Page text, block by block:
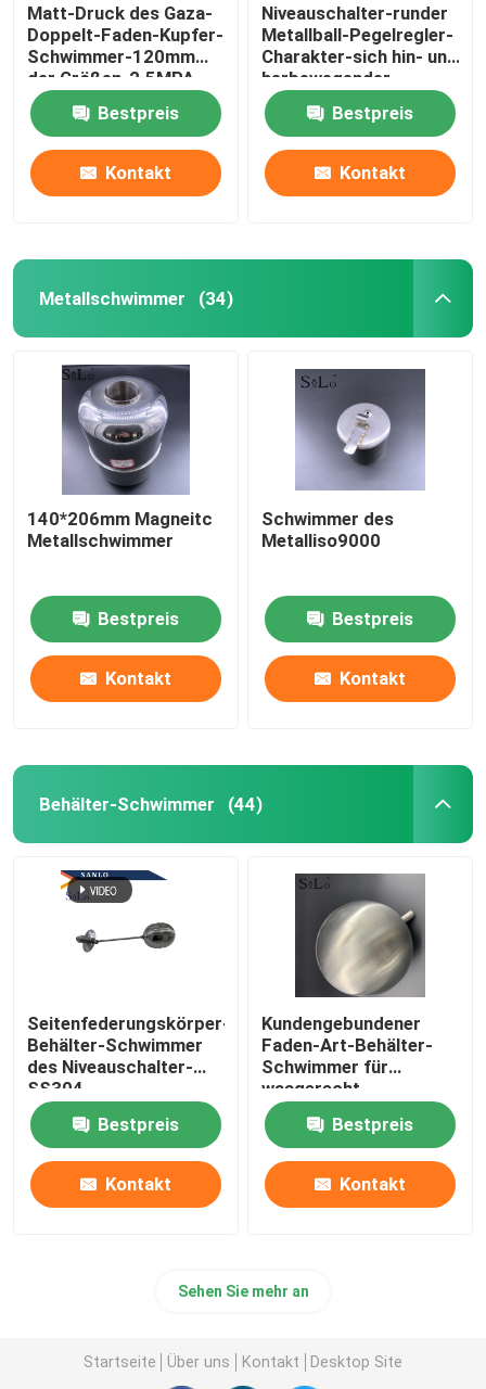
Matt-Druck des Gaza-
Doppelt-Faden-Kupfer-
Schwimmer-120mm
der Größen-2.5MPA
Bestpreis
Kontakt
Niveauschalter-runder
Metallball-Pegelregler-
Charakter-sich hin- und
herbewegender
Wasser-Ball
Bestpreis
Kontakt
Metallschwimmer (34)
140*206mm Magneitc
Metallschwimmer
Bestpreis
Kontakt
Schwimmer des
Metalliso9000
Bestpreis
Kontakt
Behälter-Schwimmer (44)
Seitenfederungskörper-
Behälter-Schwimmer
des Niveauschalter-
SS304
Bestpreis
Kontakt
Kundengebundener
Faden-Art-Behälter-
Schwimmer für
waagerecht
ausgerichtetes
Messgerät-Wasser-
Behälter
Bestpreis
Kontakt
Sehen Sie mehr an
Startseite Über uns Kontakt Desktop Site